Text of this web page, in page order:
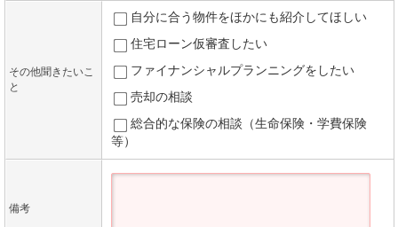
その他聞きたいこ
と
自分に合う物件をほかにも紹介してほしい
住宅ローン仮審査したい
ファイナンシャルプランニングをしたい
売却の相談
総合的な保険の相談（生命保険・学費保険
等）
備考